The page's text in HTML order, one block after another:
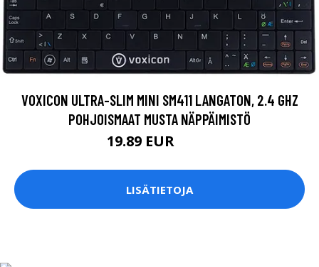
VOXICON ULTRA-SLIM MINI SM411 LANGATON, 2.4 GHZ
POHJOISMAAT MUSTA NÄPPÄIMISTÖ
19.89 EUR
LISÄTIETOJA